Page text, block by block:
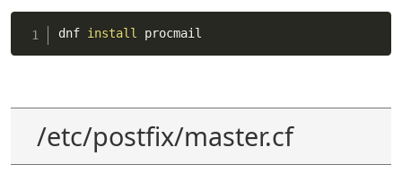
dnf install procmail
/etc/postfix/master.cf